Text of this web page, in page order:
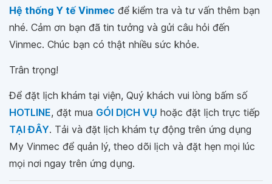
Hệ thống Y tế Vinmec để kiểm tra và tư vấn thêm bạn
nhé. Cảm ơn bạn đã tin tưởng và gửi câu hỏi đến
Vinmec. Chúc bạn có thật nhiều sức khỏe.
Trân trọng!
Để đặt lịch khám tại viện, Quý khách vui lòng bấm số
HOTLINE, đặt mua GÓI DỊCH VỤ hoặc đặt lịch trực tiếp
TẠI ĐÂY. Tải và đặt lịch khám tự động trên ứng dụng
My Vinmec để quản lý, theo dõi lịch và đặt hẹn mọi lúc
mọi nơi ngay trên ứng dụng.